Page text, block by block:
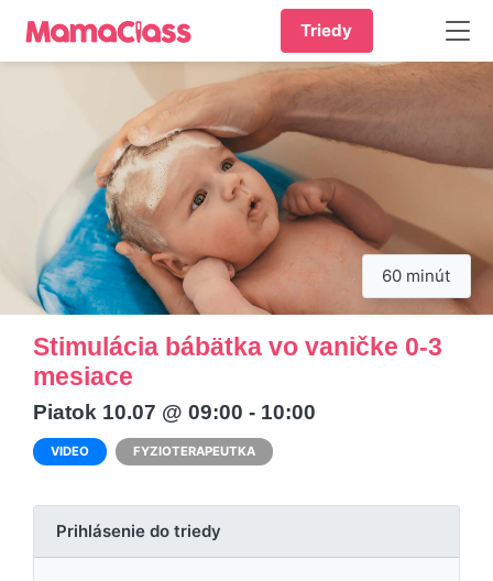
Triedy
60 minút
Stimulácia bábätka vo vaničke 0-3
mesiace
Piatok 10.07 @ 09:00 - 10:00
VIDEO FYZIOTERAPEUTKA
Prihlásenie do triedy